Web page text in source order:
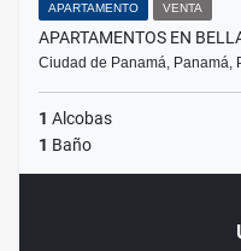
APARTAMENTO VENTA
APARTAMENTOS EN
Ciudad de Panamá, Panamá,
1 Alcobas
1 Baño